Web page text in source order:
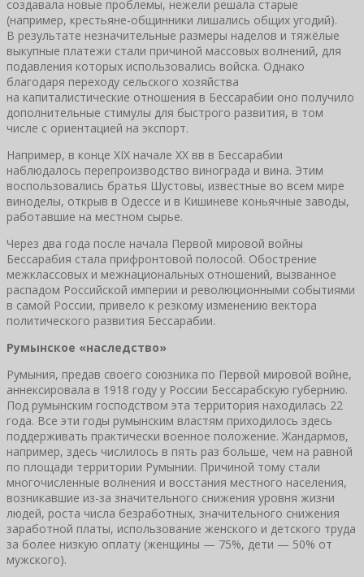
создавала новые проблемы, нежели решала старые
(например, крестьяне-общинники лишались общих угодий).
В результате незначительные размеры наделов и тяжёлые
выкупные платежи стали причиной массовых волнений, для
подавления которых использовались войска. Однако
благодаря переходу сельского хозяйства
на капиталистические отношения в Бессарабии оно получило
дополнительные стимулы для быстрого развития, в том
числе с ориентацией на экспорт.
Например, в конце XIX начале XX вв в Бессарабии
наблюдалось перепроизводство винограда и вина. Этим
воспользовались братья Шустовы, известные во всем мире
виноделы, открыв в Одессе и в Кишиневе коньячные заводы,
работавшие на местном сырье.
Через два года после начала Первой мировой войны
Бессарабия стала прифронтовой полосой. Обострение
межклассовых и межнациональных отношений, вызванное
распадом Российской империи и революционными событиями
в самой России, привело к резкому изменению вектора
политического развития Бессарабии.
Румынское «наследство»
Румыния, предав своего союзника по Первой мировой войне,
аннексировала в 1918 году у России Бессарабскую губернию.
Под румынским господством эта территория находилась 22
года. Все эти годы румынским властям приходилось здесь
поддерживать практически военное положение. Жандармов,
например, здесь числилось в пять раз больше, чем на равной
по площади территории Румынии. Причиной тому стали
многочисленные волнения и восстания местного населения,
возникавшие из-за значительного снижения уровня жизни
людей, роста числа безработных, значительного снижения
заработной платы, использование женского и детского труда
за более низкую оплату (женщины — 75%, дети — 50% от
мужского).